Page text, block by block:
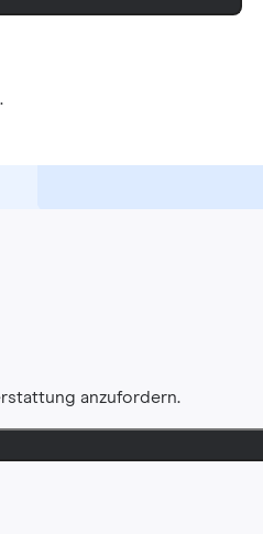
anzufordern.